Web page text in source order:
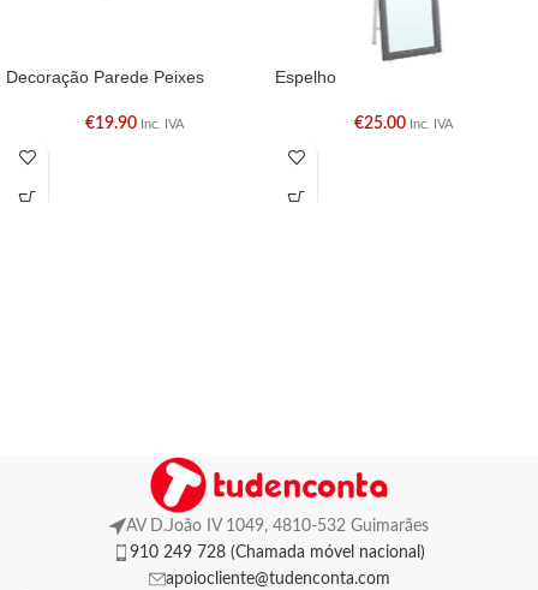
Decoração Parede Peixes
€19.90 Inc. IVA
Espelho
€25.00 Inc. IVA
AV D.João IV 1049, 4810-532 Guimarães
910 249 728 (Chamada móvel nacional)
apoiocliente@tudenconta.com